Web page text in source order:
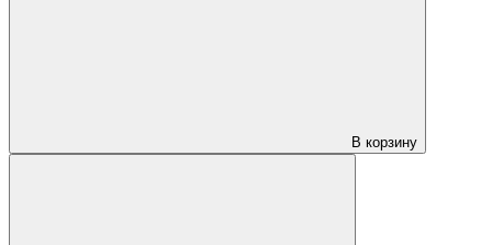
В корзину